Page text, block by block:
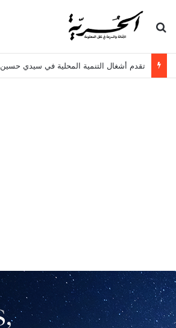
بحث عن
تقدم أشغال التنمية المحلية في سيدي حسين